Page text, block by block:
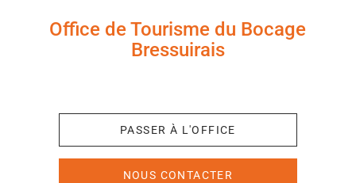
Office de Tourisme du Bocage
Bressuirais
PASSER À L'OFFICE
NOUS CONTACTER